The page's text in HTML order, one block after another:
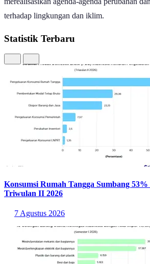
terhadap lingkungan dan iklim.
Statistik Terbaru
Konsumsi Rumah Tangga Sumbang
Triwulan II 2026
7 Agustus 2026